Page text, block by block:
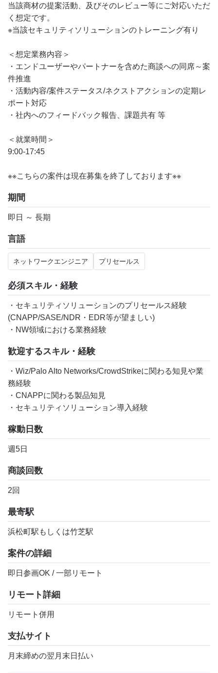
当該商材の提案活動、及びそのレビュー等にご対応いただ
く想定です。
※当該セキュリティソリューションのトレーニング有り
＜想定業務内容＞
・エンドユーザーやパートナーを含めた商談への同席～案
件推進
・活動内容/案件ステータス/ネクストアクションの定期レ
ポート対応
・社内へのフィードバック報告、課題共有 等
＜就業時間＞
9:00-17:45
※※こちらの案件は現在募集を終了しております※※​
期間
即日 ～ 長期
言語
ネットワークエンジニア プリセールス
必須スキル・経験
・セキュリティソリューションのプリセールス経験
(CNAPP/SASE/NDR・EDR等が望ましい)
・NW領域における業務経験
歓迎するスキル・経験
・Wiz/Palo Alto Networks/CrowdStrikeに関わる知見や業
務経験
・CNAPPに関わる製品知見
・セキュリティソリューション導入経験
稼動日数
週5日
商談回数
2回
最寄駅
浜松町駅もしくは竹芝駅
案件の詳細
即日参画OK / 一部リモート
リモート詳細
リモート併用
支払サイト
月末締めの翌月末日払い